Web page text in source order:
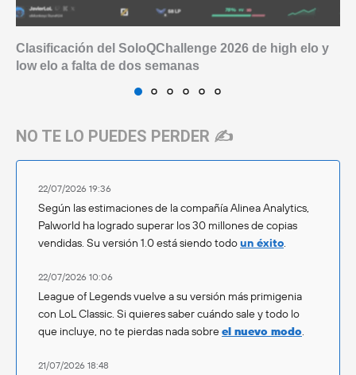
Clasificación del SoloQChallenge 2026 de high elo y
low elo a falta de dos semanas
NO TE LO PUEDES PERDER ✍️
22/07/2026 19:36
Según las estimaciones de la compañía Alinea Analytics,
Palworld ha logrado superar los 30 millones de copias
vendidas. Su versión 1.0 está siendo todoun éxito.
22/07/2026 10:06
League of Legends vuelve a su versión más primigenia
con LoL Classic. Si quieres saber cuándo sale y todo lo
que incluye, no te pierdas nada sobreel nuevo modo.
21/07/2026 18:48